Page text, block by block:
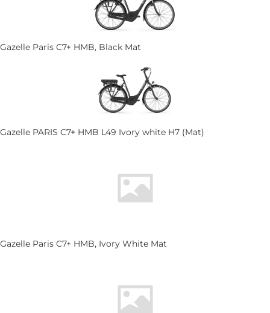
Gazelle Paris C7+ HMB, Black Mat
Gazelle PARIS C7+ HMB L49 Ivory white H7 (Mat)
Gazelle Paris C7+ HMB, Ivory White Mat